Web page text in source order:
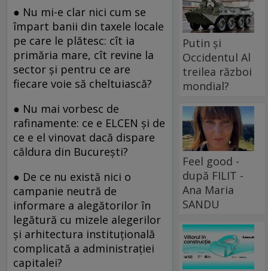
● Nu mi-e clar nici cum se
împart banii din taxele locale
pe care le plătesc: cît ia
primăria mare, cît revine la
sector și pentru ce are
fiecare voie să cheltuiască?
● Nu mai vorbesc de
rafinamente: ce e ELCEN și de
ce e el vinovat dacă dispare
căldura din București?
● De ce nu există nici o
campanie neutră de
informare a alegătorilor în
legătură cu mizele alegerilor
și arhitectura instituțională
complicată a administrației
capitalei?
Putin și
Occidentul Al
treilea război
mondial?
Feel good -
după FILIT -
Ana Maria
SANDU